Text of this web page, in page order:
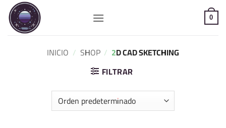
Saltar
contenido
0
INICIO / SHOP / 2D CAD SKETCHING
FILTRAR